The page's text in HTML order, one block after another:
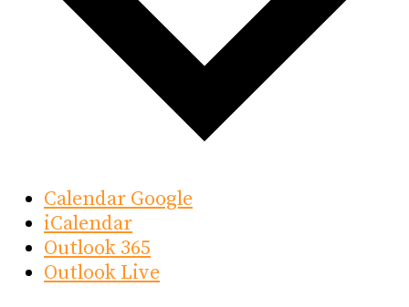
Calendar Google
iCalendar
Outlook 365
Outlook Live